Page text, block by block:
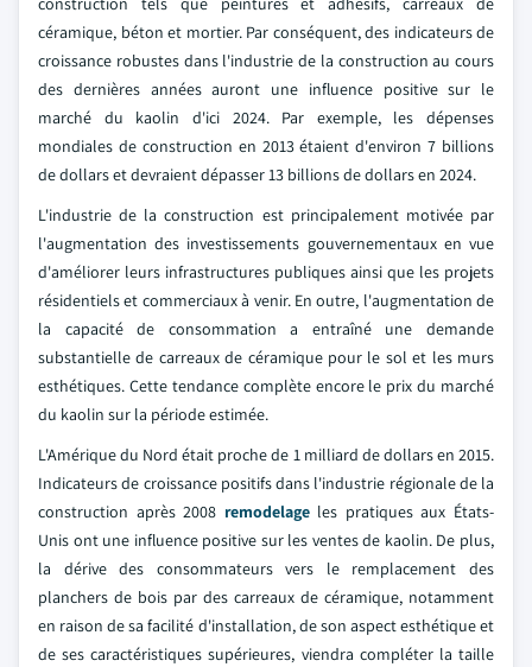
céramique, béton et mortier. Par conséquent, des indicateurs de
croissance robustes dans l'industrie de la construction au cours
des dernières années auront une influence positive sur le
marché du kaolin d'ici 2024. Par exemple, les dépenses
mondiales de construction en 2013 étaient d'environ 7 billions
de dollars et devraient dépasser 13 billions de dollars en 2024.
L'industrie de la construction est principalement motivée par
l'augmentation des investissements gouvernementaux en vue
d'améliorer leurs infrastructures publiques ainsi que les projets
résidentiels et commerciaux à venir. En outre, l'augmentation de
la capacité de consommation a entraîné une demande
substantielle de carreaux de céramique pour le sol et les murs
esthétiques. Cette tendance complète encore le prix du marché
du kaolin sur la période estimée.
L'Amérique du Nord était proche de 1 milliard de dollars en 2015.
Indicateurs de croissance positifs dans l'industrie régionale de la
construction après 2008 remodelageles pratiques aux États-
Unis ont une influence positive sur les ventes de kaolin. De plus,
la dérive des consommateurs vers le remplacement des
planchers de bois par des carreaux de céramique, notamment
en raison de sa facilité d'installation, de son aspect esthétique et
de ses caractéristiques supérieures, viendra compléter la taille